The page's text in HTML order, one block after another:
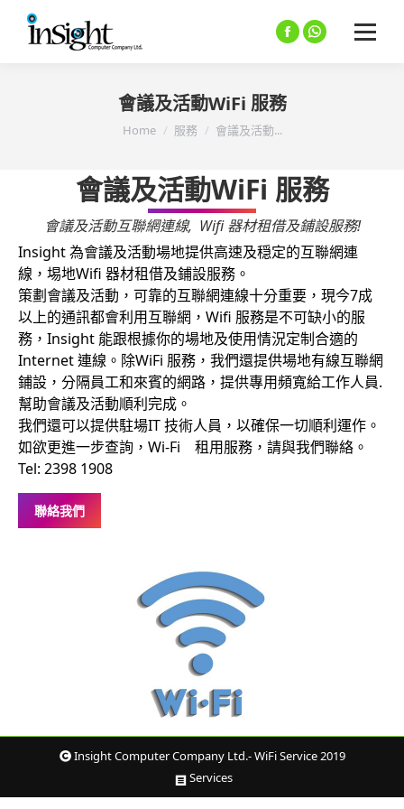
FacebookWhatsapp
會議及活動WiFi 服務
You are here:
Home 服務 會議及活動...
會議及活動WiFi 服務
會議及活動互聯網連線, Wifi 器材租借及鋪設服務!
Insight 為會議及活動場地提供高速及穏定的互聯網連
線，埸地Wifi 器材租借及鋪設服務。
策劃會議及活動，可靠的互聯網連線十分重要，現今7成
以上的通訊都會利用互聯網，Wifi 服務是不可缺小的服
務，Insight 能跟根據你的場地及使用情況定制合適的
Internet 連線。除WiFi 服務，我們還提供場地有線互聯網
鋪設，分隔員工和來賓的網路，提供專用頻寬給工作人員.
幫助會議及活動順利完成。
我們還可以提供駐場IT 技術人員，以確保一切順利運作。
如欲更進一步查詢，Wi-Fi 租用服務，請與我們聯絡。
Tel: 2398 1908
聯絡我們
Insight Computer Company Ltd.- WiFi Service 2019
Services